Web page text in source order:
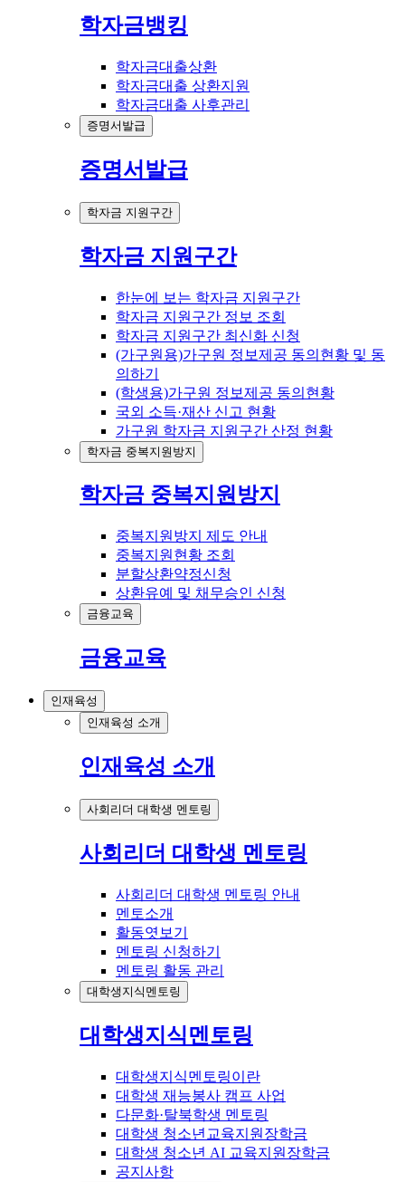
학자금뱅킹
학자금대출상환
학자금대출 상환지원
학자금대출 사후관리
증명서발급
증명서발급
학자금 지원구간
학자금 지원구간
한눈에 보는 학자금 지원구간
학자금 지원구간 정보 조회
학자금 지원구간 최신화 신청
(가구원용)가구원 정보제공 동의현황 및 동
의하기
(학생용)가구원 정보제공 동의현황
국외 소득·재산 신고 현황
가구원 학자금 지원구간 산정 현황
학자금 중복지원방지
학자금 중복지원방지
중복지원방지 제도 안내
중복지원현황 조회
분할상환약정신청
상환유예 및 채무승인 신청
금융교육
금융교육
인재육성
인재육성 소개
인재육성 소개
사회리더 대학생 멘토링
사회리더 대학생 멘토링
사회리더 대학생 멘토링 안내
멘토소개
활동엿보기
멘토링 신청하기
멘토링 활동 관리
대학생지식멘토링
대학생지식멘토링
대학생지식멘토링이란
대학생 재능봉사 캠프 사업
다문화·탈북학생 멘토링
대학생 청소년교육지원장학금
대학생 청소년 AI 교육지원장학금
공지사항